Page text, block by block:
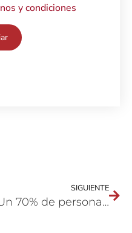
y condiciones
SIGUIENTE
Un 70% de personas LGTBI+ no revela su orientación en el trabajo